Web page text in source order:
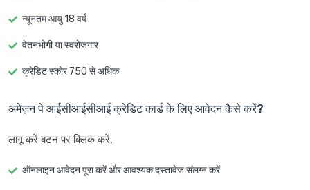
न्यूनतम आयु 18 वर्ष
वेतनभोगी या स्वरोजगार
क्रेडिट स्कोर 750 से अधिक
अमेज़न पे आईसीआईसीआई क्रेडिट कार्ड के लिए आवेदन कैसे करें?
लागू करें बटन पर क्लिक करें,
ऑनलाइन आवेदन पूरा करें और आवश्यक दस्तावेज संलग्न करें